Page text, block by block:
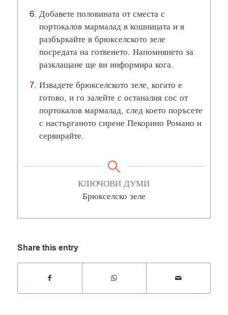
Добавете половината от сместа с
портокалов мармалад в кошницата и я
разбъркайте в брюкселското зеле
посредата на готвенето. Напомнянето за
разклащане ще ви информира кога.
Извадете брюкселското зеле, когато е
готово, и го залейте с останалия сос от
портокалов мармалад, след което поръсете
с настърганото сирене Пекорино Романо и
сервирайте.
КЛЮЧОВИ ДУМИ
Брюкселско зеле
Share this entry